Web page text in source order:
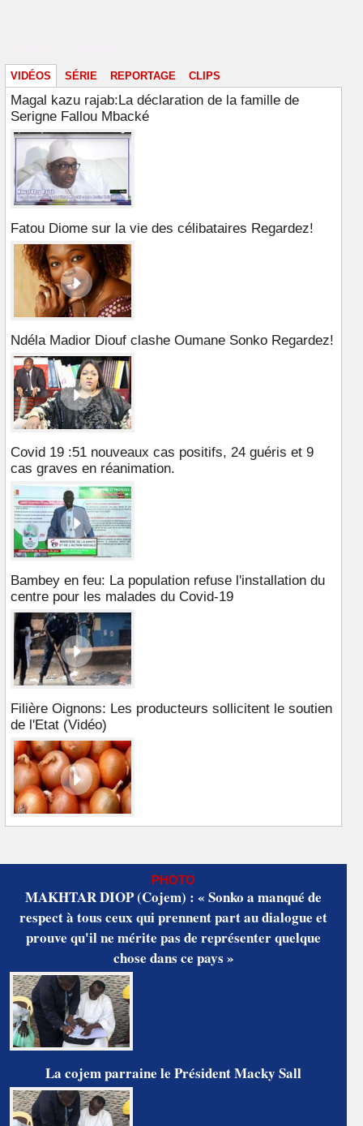
VIDÉOS SÉRIE REPORTAGE CLIPS
Magal kazu rajab:La déclaration de la famille de
Serigne Fallou Mbacké
Fatou Diome sur la vie des célibataires Regardez!
Ndéla Madior Diouf clashe Oumane Sonko Regardez!
Covid 19 :51 nouveaux cas positifs, 24 guéris et 9
cas graves en réanimation.
Bambey en feu: La population refuse l'installation du
centre pour les malades du Covid-19
Filière Oignons: Les producteurs sollicitent le soutien
de l'Etat (Vidéo)
PHOTO
MAKHTAR DIOP (Cojem) : « Sonko a manqué de
respect à tous ceux qui prennent part au dialogue et
prouve qu'il ne mérite pas de représenter quelque
chose dans ce pays »
La cojem parraine le Président Macky Sall